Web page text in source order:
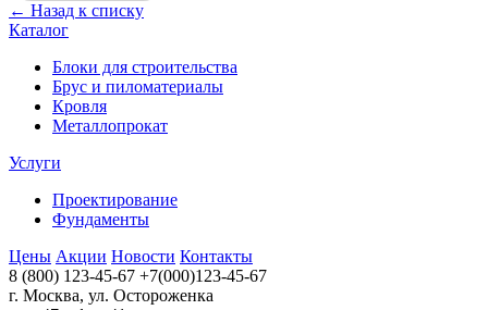
← Назад к списку
Каталог
Блоки для строительства
Брус и пиломатериалы
Кровля
Металлопрокат
Услуги
Проектирование
Фундаменты
Цены Акции Новости Контакты
8 (800) 123-45-67 +7(000)123-45-67
г. Москва, ул. Остороженка